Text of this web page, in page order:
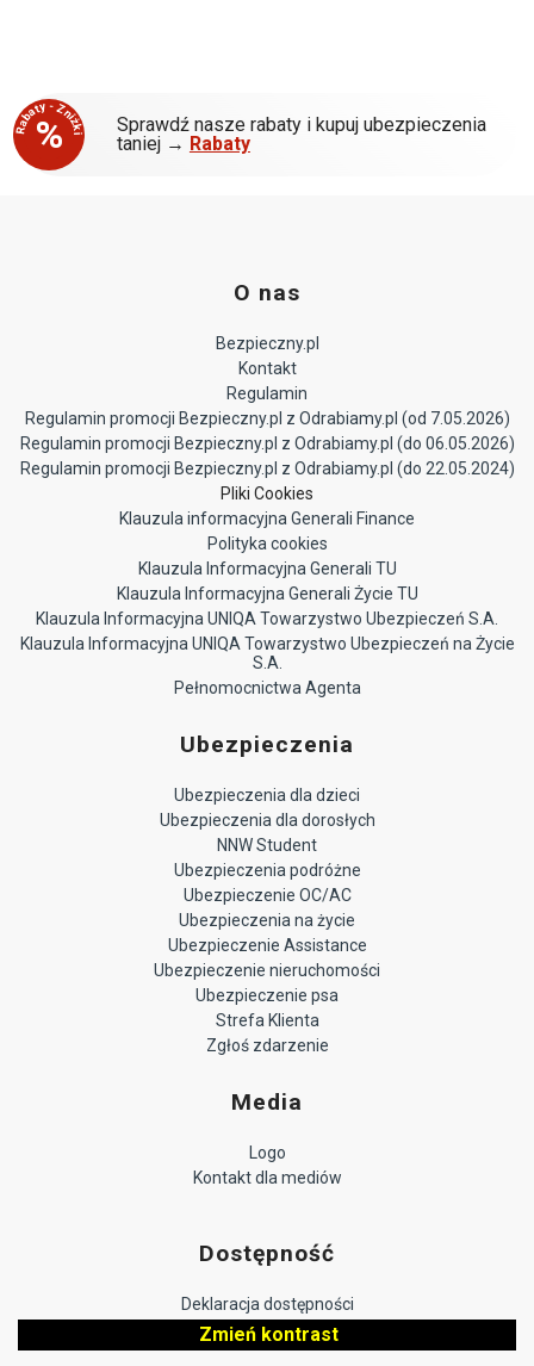
%
Rabaty - Zniżki
Sprawdź nasze rabaty i kupuj ubezpieczenia
taniej → Rabaty
O nas
Bezpieczny.pl
Kontakt
Regulamin
Regulamin promocji Bezpieczny.pl z Odrabiamy.pl (od 7.05.2026)
Regulamin promocji Bezpieczny.pl z Odrabiamy.pl (do 06.05.2026)
Regulamin promocji Bezpieczny.pl z Odrabiamy.pl (do 22.05.2024)
Pliki Cookies
Klauzula informacyjna Generali Finance
Polityka cookies
Klauzula Informacyjna Generali TU
Klauzula Informacyjna Generali Życie TU
Klauzula Informacyjna UNIQA Towarzystwo Ubezpieczeń S.A.
Klauzula Informacyjna UNIQA Towarzystwo Ubezpieczeń na Życie
S.A.
Pełnomocnictwa Agenta
Ubezpieczenia
Ubezpieczenia dla dzieci
Ubezpieczenia dla dorosłych
NNW Student
Ubezpieczenia podróżne
Ubezpieczenie OC/AC
Ubezpieczenia na życie
Ubezpieczenie Assistance
Ubezpieczenie nieruchomości
Ubezpieczenie psa
Strefa Klienta
Zgłoś zdarzenie
Media
Logo
Kontakt dla mediów
Dostępność
Deklaracja dostępności
Zmień kontrast